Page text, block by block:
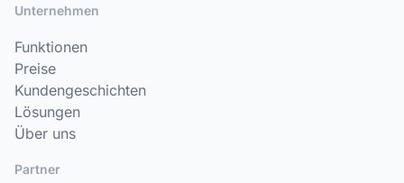
Unternehmen
Funktionen
Preise
Kundengeschichten
Lösungen
Über uns
Partner